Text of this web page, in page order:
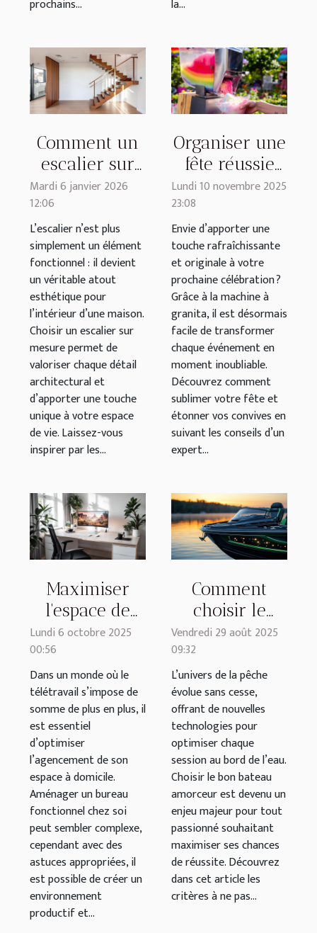
prochains...
la...
Comment un
escalier sur
mesure
améliore-t-il
l’esthétique de
votre maison
?
Mardi 6 janvier 2026
12:06
L’escalier n’est plus
simplement un élément
fonctionnel : il devient
un véritable atout
esthétique pour
l’intérieur d’une maison.
Choisir un escalier sur
mesure permet de
valoriser chaque détail
architectural et
d’apporter une touche
unique à votre espace
de vie. Laissez-vous
inspirer par les...
Organiser une
fête réussie
avec une
machine à
granita
Lundi 10 novembre 2025
23:08
Envie d’apporter une
touche rafraîchissante
et originale à votre
prochaine célébration ?
Grâce à la machine à
granita, il est désormais
facile de transformer
chaque événement en
moment inoubliable.
Découvrez comment
sublimer votre fête et
étonner vos convives en
suivant les conseils d’un
expert...
Maximiser
l'espace de
travail chez
soi : conseils
pratiques et
astuces
Lundi 6 octobre 2025
00:56
Dans un monde où le
télétravail s’impose de
somme de plus en plus, il
est essentiel
d’optimiser
l’agencement de son
espace à domicile.
Aménager un bureau
fonctionnel chez soi
peut sembler complexe,
cependant avec des
astuces appropriées, il
est possible de créer un
environnement
productif et...
Comment
choisir le
meilleur
amorceur
pour vos
sessions de
pêche ?
Vendredi 29 août 2025
09:32
L’univers de la pêche
évolue sans cesse,
offrant de nouvelles
technologies pour
optimiser chaque
session au bord de l’eau.
Choisir le bon bateau
amorceur est devenu un
enjeu majeur pour tout
passionné souhaitant
maximiser ses chances
de réussite. Découvrez
dans cet article les
critères à ne pas...